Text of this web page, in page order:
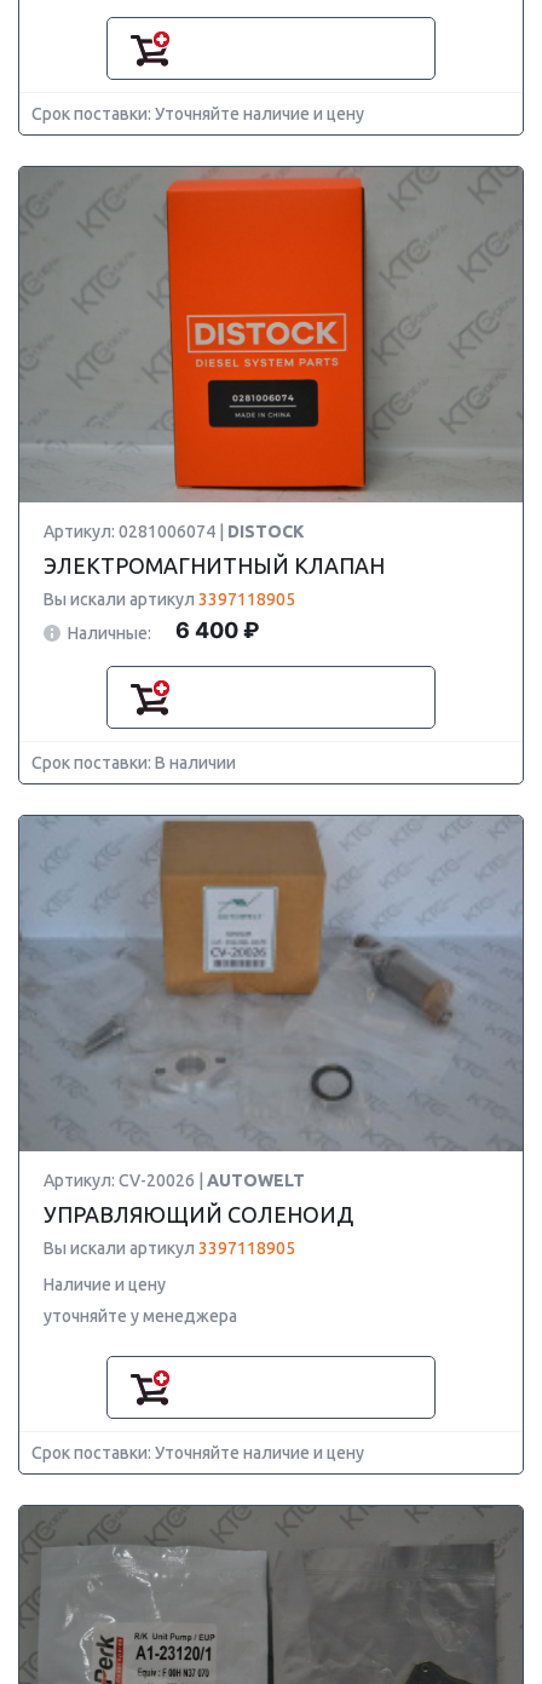
Срок поставки: Уточняйте наличие и цену
Артикул: 0281006074 | DISTOCK
ЭЛЕКТРОМАГНИТНЫЙ КЛАПАН
Вы искали артикул 3397118905
Наличные:
6 400 ₽
Срок поставки: В наличии
Артикул: CV-20026 | AUTOWELT
УПРАВЛЯЮЩИЙ СОЛЕНОИД
Вы искали артикул 3397118905
Наличие и цену
уточняйте у менеджера
Срок поставки: Уточняйте наличие и цену